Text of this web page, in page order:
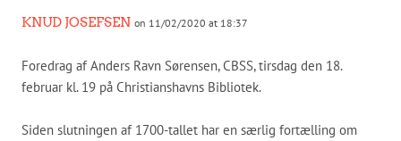
KNUD JOSEFSEN on 11/02/2020 at 18:37
Foredrag af Anders Ravn Sørensen, CBSS, tirsdag den 18.
februar kl. 19 på Christianshavns Bibliotek.
Siden slutningen af 1700-tallet har en særlig fortælling om